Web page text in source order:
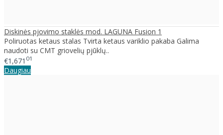
Diskinės pjovimo staklės mod. LAGUNA Fusion 1
Poliruotas ketaus stalas Tvirta ketaus variklio pakaba Galima
naudoti su CMT griovelių pjūklų..
€1,671 01
Daugiau